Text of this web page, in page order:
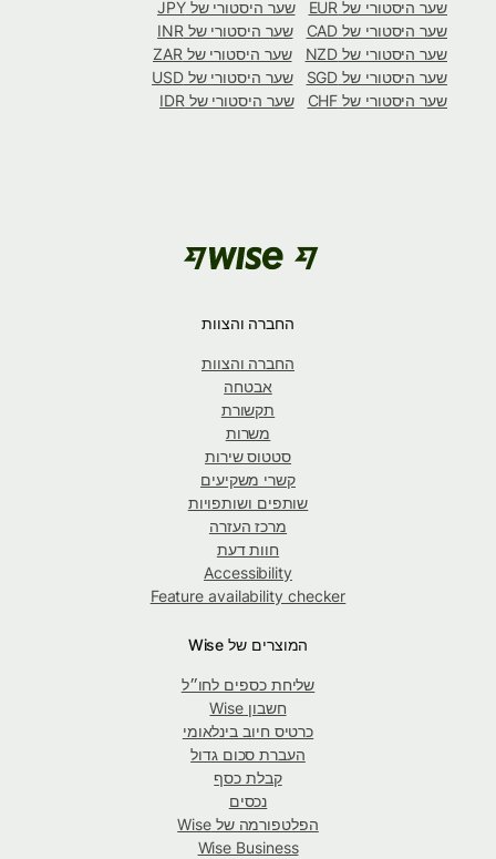
שער היסטורי של EUR
שער היסטורי של JPY
שער היסטורי של CAD
שער היסטורי של INR
שער היסטורי של NZD
שער היסטורי של ZAR
שער היסטורי של SGD
שער היסטורי של USD
שער היסטורי של CHF
שער היסטורי של IDR
החברה והצוות
החברה והצוות
אבטחה
תקשורת
משרות
סטטוס שירות
קשרי משקיעים
שותפים ושותפויות
מרכז העזרה
חוות דעת
Accessibility
Feature availability checker
המוצרים של Wise
שליחת כספים לחו״ל
חשבון Wise
כרטיס חיוב בינלאומי
העברת סכום גדול
קבלת כסף
נכסים
הפלטפורמה של Wise
Wise Business